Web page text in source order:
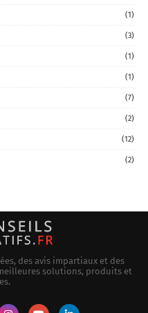
(1)
(3)
(1)
(1)
(7)
(2)
(12)
(2)
des avis impartiaux et des
solutions, produits et